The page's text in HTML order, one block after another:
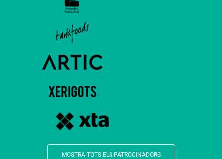
MOSTRA TOTS ELS PATROCINADORS